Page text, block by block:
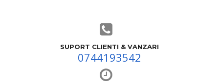
SUPORT CLIENTI & VANZARI
0744193542